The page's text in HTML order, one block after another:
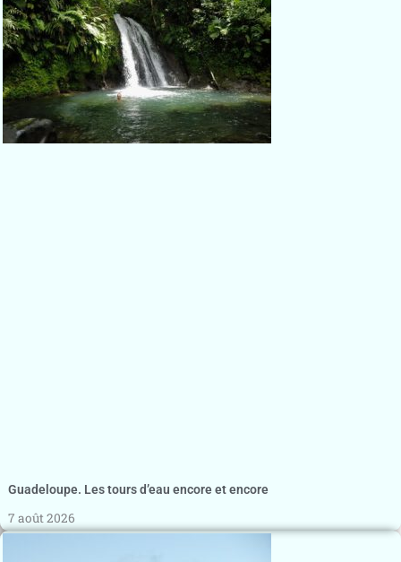
Guadeloupe. Les tours d’eau encore et encore
7 août 2026